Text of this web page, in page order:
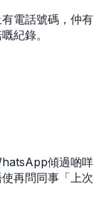
電話號碼，仲有
紀錄。
傾過啲咩
再問同事「上次